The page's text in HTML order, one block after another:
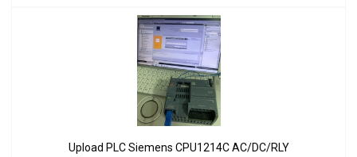
Upload PLC Siemens CPU1214C AC/DC/RLY